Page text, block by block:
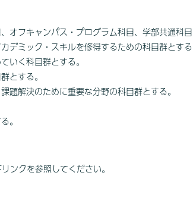
フキャンパス・プログラム科目、学部共通科
ミック・スキルを修得するための科目群とする
いく科目群とする。
とする。
題解決のために重要な分野の科目群とする。
。
ンクを参照してください。